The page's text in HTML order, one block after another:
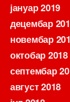
јануар 2019
децембар
новембар
октобар 2018
септембар
август 2018